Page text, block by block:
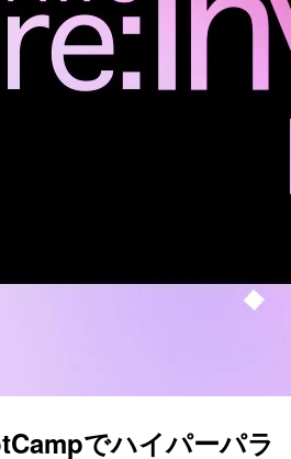
でハイパーパラ